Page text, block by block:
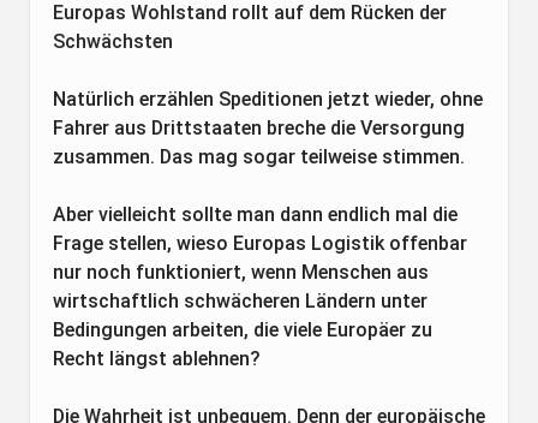
Europas Wohlstand rollt auf dem Rücken der
Schwächsten
Natürlich erzählen Speditionen jetzt wieder, ohne
Fahrer aus Drittstaaten breche die Versorgung
zusammen. Das mag sogar teilweise stimmen.
Aber vielleicht sollte man dann endlich mal die
Frage stellen, wieso Europas Logistik offenbar
nur noch funktioniert, wenn Menschen aus
wirtschaftlich schwächeren Ländern unter
Bedingungen arbeiten, die viele Europäer zu
Recht längst ablehnen?
Die Wahrheit ist unbequem. Denn der europäische